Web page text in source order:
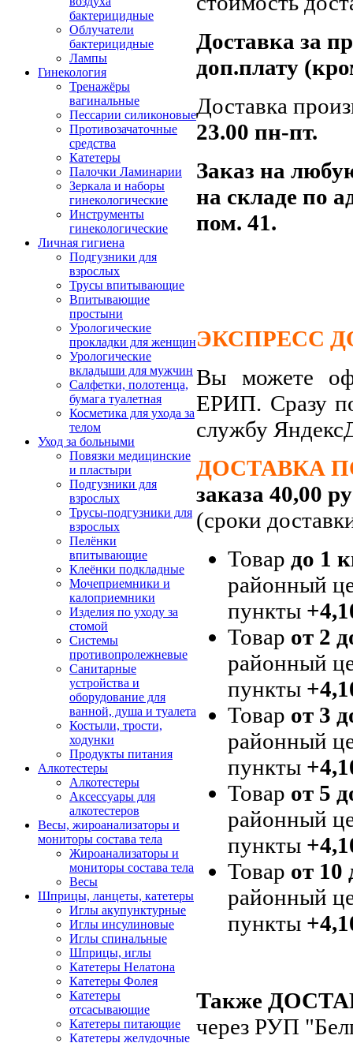
бактерицидные
Облучатели
бактерицидные
Лампы
Гинекология
Тренажёры
вагинальные
Пессарии силиконовые
Противозачаточные
средства
Катетеры
Палочки Ламинарии
Зеркала и наборы
гинекологические
Инструменты
гинекологические
Личная гигиена
Подгузники для
взрослых
Трусы впитывающие
Впитывающие
простыни
Урологические
прокладки для женщин
Урологические
вкладыши для мужчин
Салфетки, полотенца,
бумага туалетная
Косметика для ухода за
телом
Уход за больными
Повязки медицинские
и пластыри
Подгузники для
взрослых
Трусы-подгузники для
взрослых
Пелёнки
впитывающие
Клеёнки подкладные
Мочеприемники и
калоприемники
Изделия по уходу за
стомой
Системы
противопролежневые
Санитарные
устройства и
оборудование для
ванной, душа и туалета
Костыли, трости,
ходунки
Продукты питания
Алкотестеры
Алкотестеры
Аксессуары для
алкотестеров
Весы, жироанализаторы и
мониторы состава тела
Жироанализаторы и
мониторы состава тела
Весы
Шприцы, ланцеты, катетеры
Иглы акупунктурные
Иглы инсулиновые
Иглы спинальные
Шприцы, иглы
Катетеры Нелатона
Катетеры Фолея
Катетеры
отсасывающие
Катетеры питающие
Катетеры желудочные
Доставка за
доп.плату
Доставка
23.00 пн-пт.
Заказ на
на складе по
пом. 41.
ЭКСПРЕСС
Вы можете
ЕРИП. Сразу
службу
ДОСТАВКА
заказа 40,00
(сроки
Товар до 1
районный
пункты
Товар от 2
районный
пункты
Товар от 3
районный
пункты
Товар от 5
районный
пункты
Товар от 10
районный
пункты
Также
через РУП